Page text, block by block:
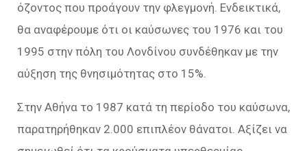
όζοντος που προάγουν την φλεγμονή. Ενδεικτικά,
θα αναφέρουμε ότι οι καύσωνες του 1976 και του
1995 στην πόλη του Λονδίνου συνδέθηκαν με την
αύξηση της θνησιμότητας στο 15%.
Στην Αθήνα το 1987 κατά τη περίοδο του καύσωνα,
παρατηρήθηκαν 2.000 επιπλέον θάνατοι. Αξίζει να